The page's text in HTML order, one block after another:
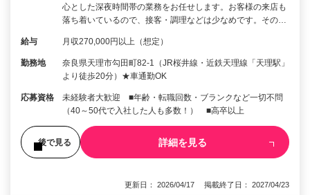
心とした深夜時間帯の業務をお任せします。お客様の来店も
落ち着いているので、接客・調理などは少なめです。その…
給与 月収270,000円以上（想定）
勤務地
奈良県天理市勾田町82-1（JR桜井線・近鉄天理線「天理駅」
より徒歩20分）★車通勤OK
応募資格
未経験者大歓迎 ■年齢・転職回数・ブランクなど一切不問
（40～50代で入社した人も多数！） ■高卒以上
後で見る 詳細を見る
更新日： 2026/04/17 掲載終了日： 2027/04/23